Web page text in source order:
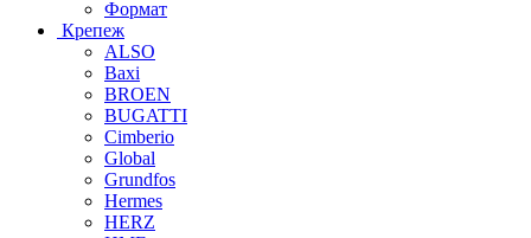
Формат
Крепеж
ALSO
Baxi
BROEN
BUGATTI
Cimberio
Global
Grundfos
Hermes
HERZ